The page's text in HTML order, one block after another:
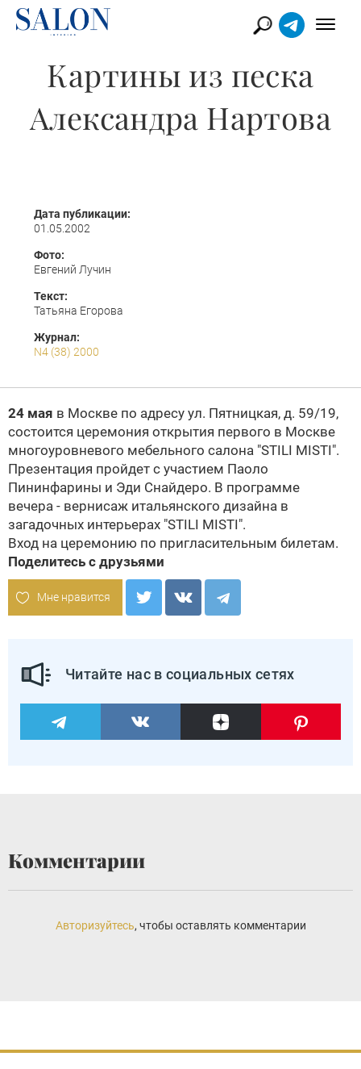
Картины из песка
Александра Нартова
Дата публикации:
01.05.2002
Фото:
Евгений Лучин
Текст:
Татьяна Егорова
Журнал:
N4 (38) 2000
24 мая в Москве по адресу ул. Пятницкая, д. 59/19,
состоится церемония открытия первого в Москве
многоуровневого мебельного салона "STILI MISTI".
Презентация пройдет с участием Паоло
Пининфарины и Эди Снайдеро. В программе
вечера - вернисаж итальянского дизайна в
загадочных интерьерах "STILI MISTI".
Вход на церемонию по пригласительным билетам.
Поделитесь с друзьями
Мне нравится
Читайте нас в социальных сетях
Комментарии
Авторизуйтесь, чтобы оставлять комментарии